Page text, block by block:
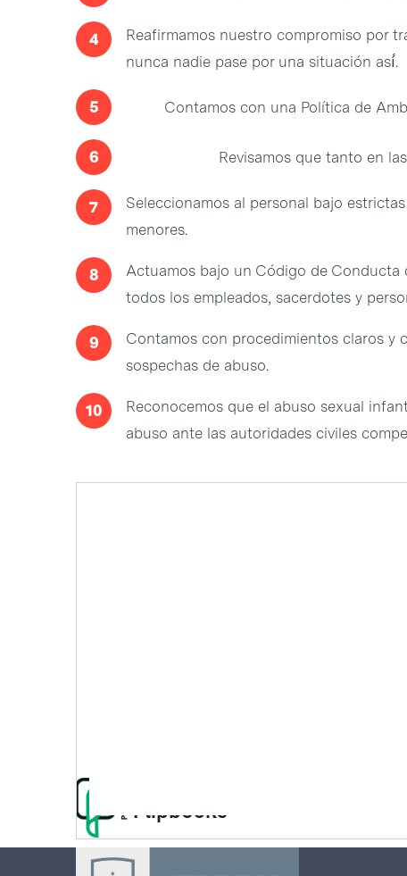
4
Reafirmamos nuestro compromiso por
nunca nadie pase por una situación así́.
5 Contamos con una Política de
6 Revisamos que tanto en
7
Seleccionamos al personal bajo
menores.
8
Actuamos bajo un Código de
todos los empleados, sacerdotes y
9
Contamos con procedimientos claros y
sospechas de abuso.
10
Reconocemos que el abuso sexual
abuso ante las autoridades civiles